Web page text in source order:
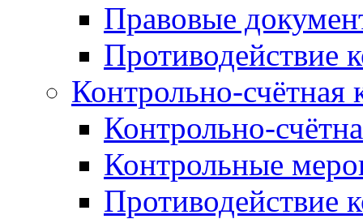
Правовые
Противодействие
Контрольно-счётная
Контрольно-
Контрольные
Противодействие